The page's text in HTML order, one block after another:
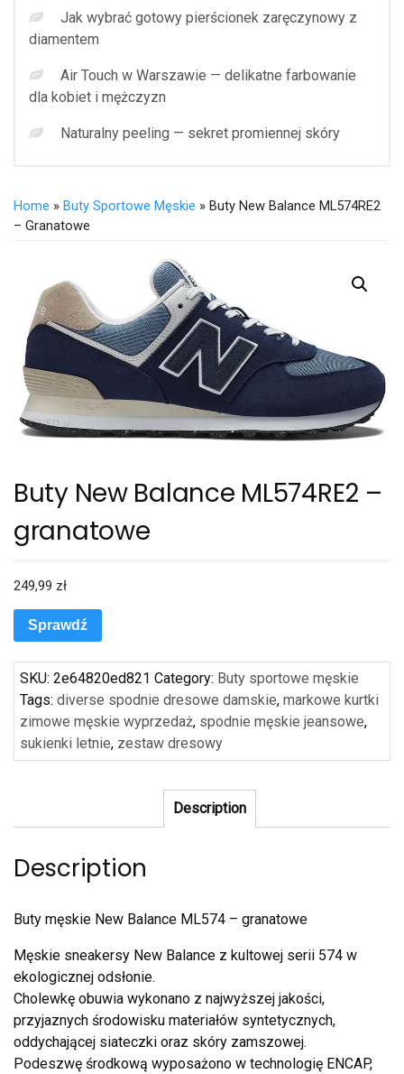
Jak wybrać gotowy pierścionek zaręczynowy z
diamentem
Air Touch w Warszawie — delikatne farbowanie
dla kobiet i mężczyzn
Naturalny peeling — sekret promiennej skóry
Home » Buty Sportowe Męskie » Buty New Balance ML574RE2
– Granatowe
Buty New Balance ML574RE2 –
granatowe
249,99 zł
Sprawdź
SKU: 2e64820ed821 Category: Buty sportowe męskie
Tags: diverse spodnie dresowe damskie, markowe kurtki
zimowe męskie wyprzedaż, spodnie męskie jeansowe,
sukienki letnie, zestaw dresowy
Description
Description
Buty męskie New Balance ML574 – granatowe
Męskie sneakersy New Balance z kultowej serii 574 w
ekologicznej odsłonie.
Cholewkę obuwia wykonano z najwyższej jakości,
przyjaznych środowisku materiałów syntetycznych,
oddychającej siateczki oraz skóry zamszowej.
Podeszwę środkową wyposażono w technologię ENCAP,